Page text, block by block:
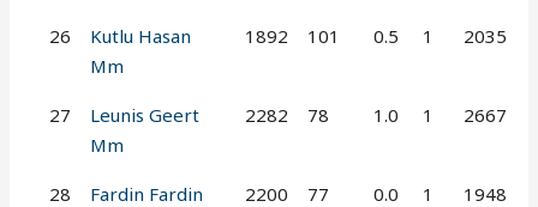
26
Kutlu Hasan
Mm
1892 101 0.5 1 2035
27
Leunis Geert
Mm
2282 78 1.0 1 2667
28 Fardin Fardin 2200 77 0.0 1 1948